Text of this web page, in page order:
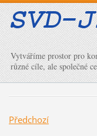
Vytváříme prostor pro
různé cíle, ale společné
Předchozí